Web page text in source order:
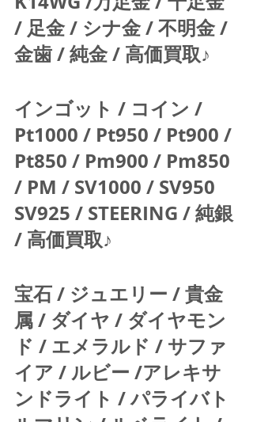
/ 足金 / シナ金 / 不明金 /
金歯 / 純金 / 高価買取♪
インゴット / コイン /
Pt1000 / Pt950 / Pt900 /
Pt850 / Pm900 / Pm850
/ PM / SV1000 / SV950
SV925 / STEERING / 純銀
/ 高価買取♪
宝石 / ジュエリー / 貴金
属 / ダイヤ / ダイヤモン
ド / エメラルド / サファ
イア / ルビー /アレキサ
ンドライト / パライバト